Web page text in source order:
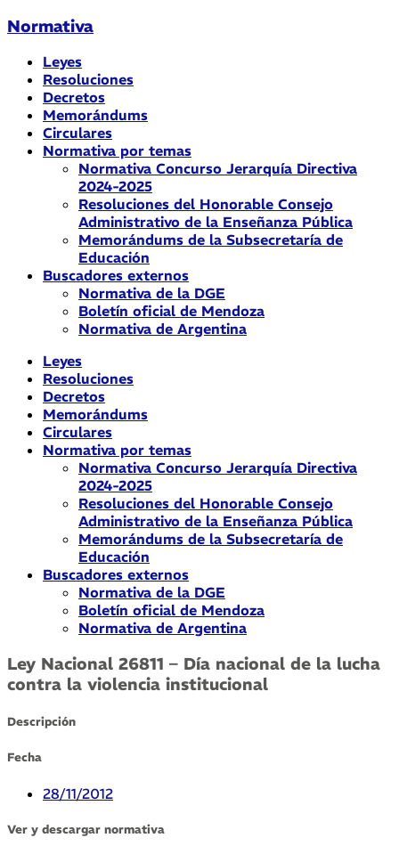
Normativa
Leyes
Resoluciones
Decretos
Memorándums
Circulares
Normativa por temas
Normativa Concurso Jerarquía Directiva
2024-2025
Resoluciones del Honorable Consejo
Administrativo de la Enseñanza Pública
Memorándums de la Subsecretaría de
Educación
Buscadores externos
Normativa de la DGE
Boletín oficial de Mendoza
Normativa de Argentina
Leyes
Resoluciones
Decretos
Memorándums
Circulares
Normativa por temas
Normativa Concurso Jerarquía Directiva
2024-2025
Resoluciones del Honorable Consejo
Administrativo de la Enseñanza Pública
Memorándums de la Subsecretaría de
Educación
Buscadores externos
Normativa de la DGE
Boletín oficial de Mendoza
Normativa de Argentina
Ley Nacional 26811 – Día nacional de la lucha
contra la violencia institucional
Descripción
Fecha
28/11/2012
Ver y descargar normativa